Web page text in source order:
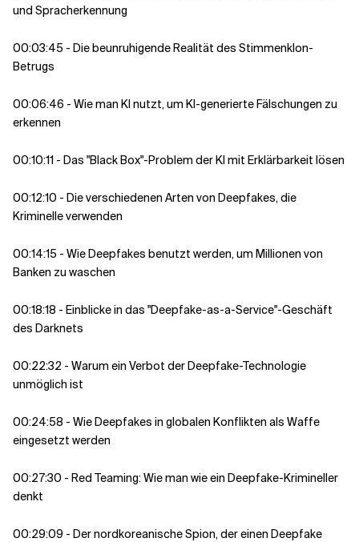
und Spracherkennung
00:03:45 - Die beunruhigende Realität des Stimmenklon-
Betrugs
00:06:46 - Wie man KI nutzt, um KI-generierte Fälschungen zu
erkennen
00:10:11 - Das "Black Box"-Problem der KI mit Erklärbarkeit lösen
00:12:10 - Die verschiedenen Arten von Deepfakes, die
Kriminelle verwenden
00:14:15 - Wie Deepfakes benutzt werden, um Millionen von
Banken zu waschen
00:18:18 - Einblicke in das "Deepfake-as-a-Service"-Geschäft
des Darknets
00:22:32 - Warum ein Verbot der Deepfake-Technologie
unmöglich ist
00:24:58 - Wie Deepfakes in globalen Konflikten als Waffe
eingesetzt werden
00:27:30 - Red Teaming: Wie man wie ein Deepfake-Krimineller
denkt
00:29:09 - Der nordkoreanische Spion, der einen Deepfake